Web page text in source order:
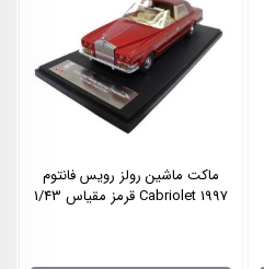
ماکت ماشین رولز رویس فانتوم
1997 Cabriolet قرمز مقیاس 1/43